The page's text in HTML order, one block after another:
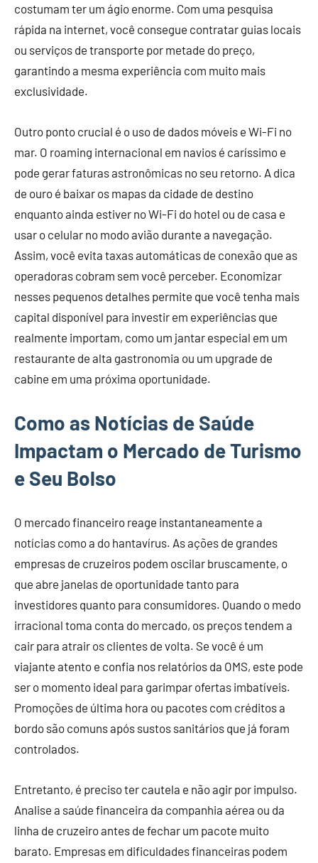
costumam ter um ágio enorme. Com uma pesquisa
rápida na internet, você consegue contratar guias locais
ou serviços de transporte por metade do preço,
garantindo a mesma experiência com muito mais
exclusividade.
Outro ponto crucial é o uso de dados móveis e Wi-Fi no
mar. O roaming internacional em navios é caríssimo e
pode gerar faturas astronômicas no seu retorno. A dica
de ouro é baixar os mapas da cidade de destino
enquanto ainda estiver no Wi-Fi do hotel ou de casa e
usar o celular no modo avião durante a navegação.
Assim, você evita taxas automáticas de conexão que as
operadoras cobram sem você perceber. Economizar
nesses pequenos detalhes permite que você tenha mais
capital disponível para investir em experiências que
realmente importam, como um jantar especial em um
restaurante de alta gastronomia ou um upgrade de
cabine em uma próxima oportunidade.
Como as Notícias de Saúde
Impactam o Mercado de Turismo
e Seu Bolso
O mercado financeiro reage instantaneamente a
notícias como a do hantavírus. As ações de grandes
empresas de cruzeiros podem oscilar bruscamente, o
que abre janelas de oportunidade tanto para
investidores quanto para consumidores. Quando o medo
irracional toma conta do mercado, os preços tendem a
cair para atrair os clientes de volta. Se você é um
viajante atento e confia nos relatórios da OMS, este pode
ser o momento ideal para garimpar ofertas imbatíveis.
Promoções de última hora ou pacotes com créditos a
bordo são comuns após sustos sanitários que já foram
controlados.
Entretanto, é preciso ter cautela e não agir por impulso.
Analise a saúde financeira da companhia aérea ou da
linha de cruzeiro antes de fechar um pacote muito
barato. Empresas em dificuldades financeiras podem